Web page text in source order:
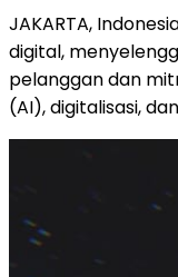
JAKARTA,
digital,
pelanggan dan
(AI), digitalisasi, dan